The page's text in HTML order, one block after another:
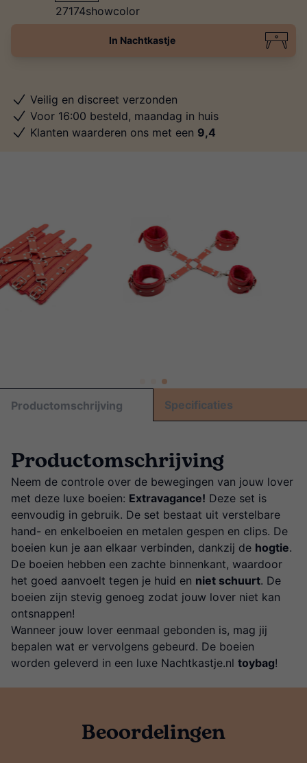
In Nachtkastje
Veilig en discreet verzonden
Voor 16:00 besteld, maandag in huis
Klanten waarderen ons met een 9,4
Productomschrijving Specificaties
Productomschrijving
Neem de controle over de bewegingen van jouw lover
met deze luxe boeien: Extravagance! Deze set is
eenvoudig in gebruik. De set bestaat uit verstelbare
hand- en enkelboeien en metalen gespen en clips. De
boeien kun je aan elkaar verbinden, dankzij de hogtie.
De boeien hebben een zachte binnenkant, waardoor
het goed aanvoelt tegen je huid en niet schuurt. De
boeien zijn stevig genoeg zodat jouw lover niet kan
ontsnappen!
Wanneer jouw lover eenmaal gebonden is, mag jij
bepalen wat er vervolgens gebeurd. De boeien
worden geleverd in een luxe Nachtkastje.nl toybag!
Beoordelingen